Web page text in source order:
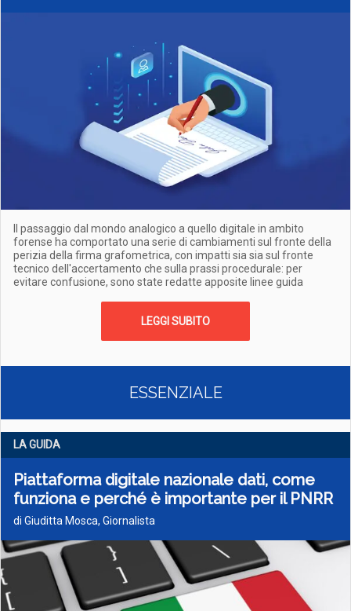
Il passaggio dal mondo analogico a quello digitale in ambito
forense ha comportato una serie di cambiamenti sul fronte della
perizia della firma grafometrica, con impatti sia sia sul fronte
tecnico dell'accertamento che sulla prassi procedurale: per
evitare confusione, sono state redatte apposite linee guida
LEGGI SUBITO
ESSENZIALE
LA GUIDA
Piattaforma digitale nazionale dati, come
funziona e perché è importante per il PNRR
di Giuditta Mosca, Giornalista